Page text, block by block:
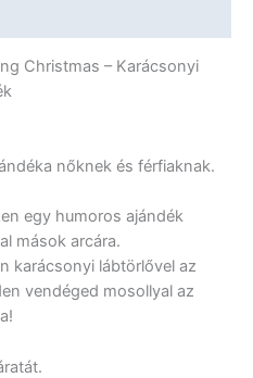
Christmas – Karácsonyi
nőknek és férfiaknak.
egy humoros ajándék
mások arcára.
karácsonyi lábtörlővel az
vendéged mosollyal az